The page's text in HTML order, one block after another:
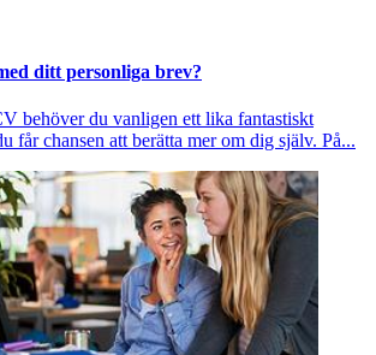
ditt personliga brev?
behöver du vanligen ett lika fantastiskt
får chansen att berätta mer om dig själv. På...